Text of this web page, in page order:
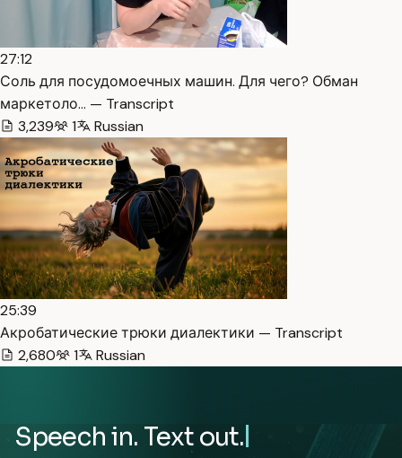
27:12
Соль для посудомоечных машин. Для чего? Обман
маркетоло… — Transcript
3,239
1 Russian
25:39
Акробатические трюки диалектики — Transcript
2,680
1 Russian
Speech in. Text out.